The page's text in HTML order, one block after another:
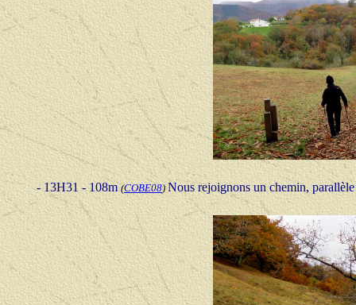
- 13H31 - 108m(COBE08) Nous rejoignons un chemin,